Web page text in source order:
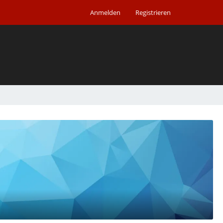
Anmelden Registrieren